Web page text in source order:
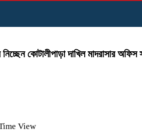
কোটালীপাড়া দাখিল মাদরাসার অফিস
View